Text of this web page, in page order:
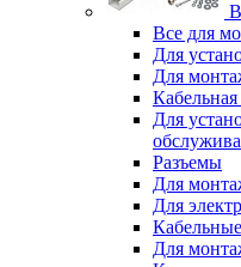
Все для
Для
Для
Для
Разъемы
Для
Для
Для